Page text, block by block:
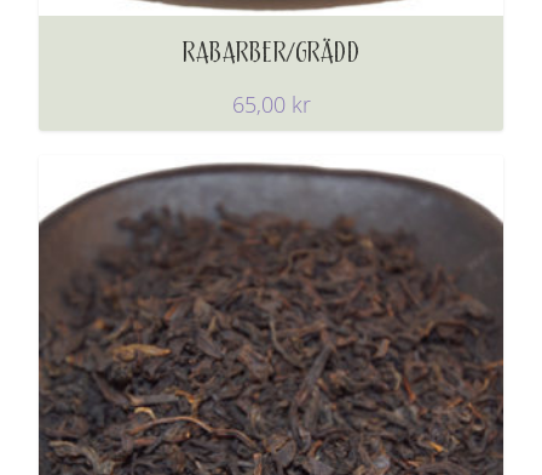
RABARBER/GRÄDD
65,00 kr